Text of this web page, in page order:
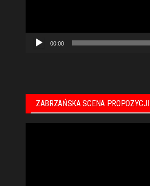
00:00
ZABRZAŃSKA SCENA PROPOZYCJI